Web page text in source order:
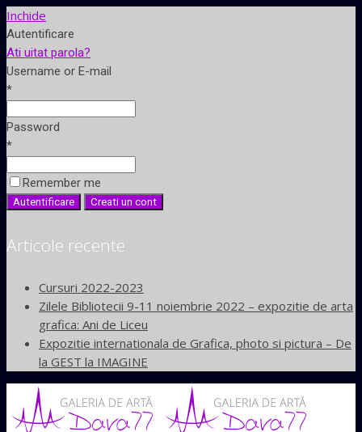
Inchide
Autentificare
Ati uitat parola?
Username or E-mail
*
Password
*
Remember me
Articole recente
Cursuri 2022-2023
Zilele Bibliotecii 9-11 noiembrie 2022 – expozitie de arta
grafica: Ani de Liceu
Expozitie internationala de Grafica, photo si pictura – De
la GEST la IMAGINE